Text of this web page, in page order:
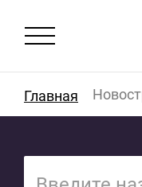
Главная